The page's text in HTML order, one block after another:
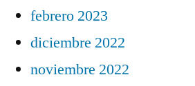
febrero 2023
diciembre 2022
noviembre 2022